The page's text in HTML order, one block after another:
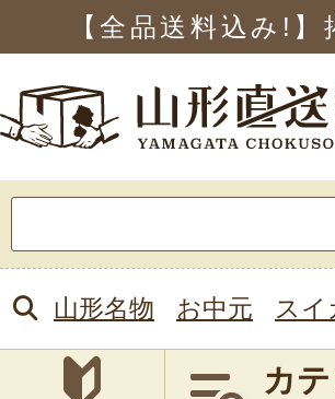
【全品送料込み!】
索:
山形名物 お中元 スイ
カ